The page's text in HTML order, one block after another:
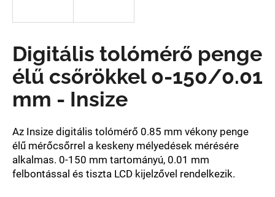
Digitális tolómérő penge
élű csőrökkel 0-150/0.01
mm - Insize
Az Insize digitális tolómérő 0.85 mm vékony penge
élű mérőcsőrrel a keskeny mélyedések mérésére
alkalmas. 0-150 mm tartományú, 0.01 mm
felbontással és tiszta LCD kijelzővel rendelkezik.
j
á
n
j
k